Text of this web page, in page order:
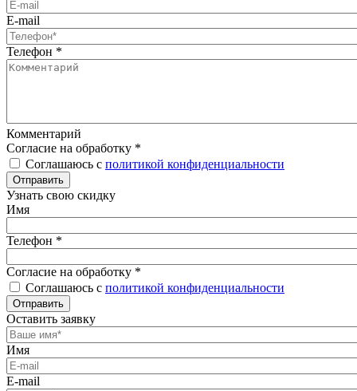
E-mail
Телефон *
Комментарий
Согласие на обработку *
Соглашаюсь с политикой конфиденциальности
Отправить
Узнать свою скидку
Имя
Телефон *
Согласие на обработку *
Соглашаюсь с политикой конфиденциальности
Отправить
Оставить заявку
Имя
E-mail